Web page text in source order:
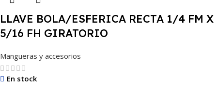
LLAVE BOLA/ESFERICA RECTA 1/4 FM X
5/16 FH GIRATORIO
Mangueras y accesorios
En stock